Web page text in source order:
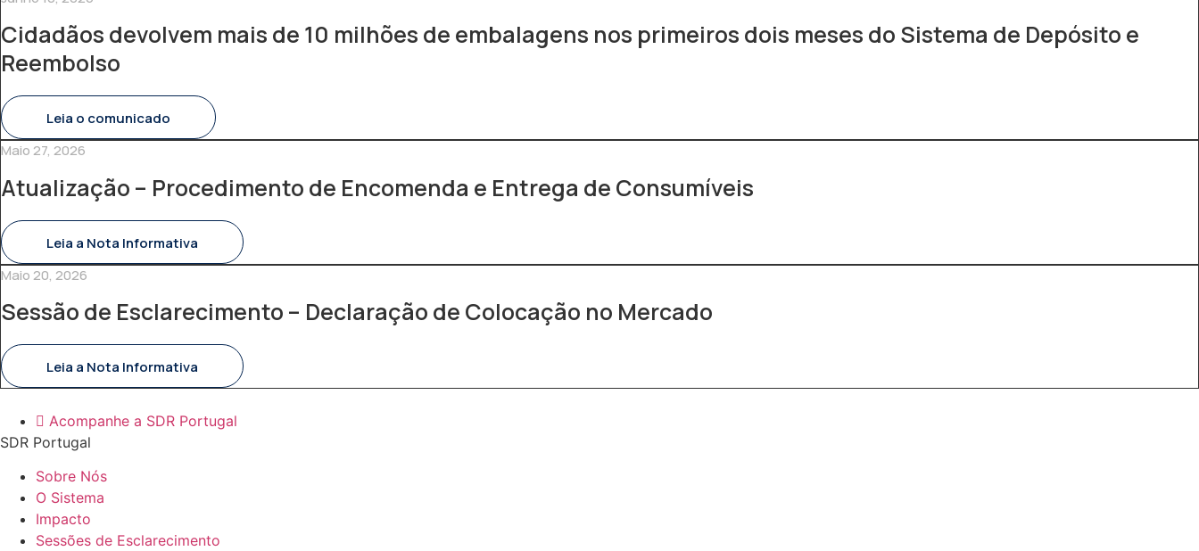
Cidadãos devolvem mais de 10 milhões de embalagens nos primeiros dois meses do Sistema de Depósito e
Reembolso
Leia o comunicado
Maio 27, 2026
Atualização – Procedimento de Encomenda e Entrega de Consumíveis
Leia a Nota Informativa
Maio 20, 2026
Sessão de Esclarecimento – Declaração de Colocação no Mercado
Leia a Nota Informativa
Acompanhe a SDR Portugal
SDR Portugal
Sobre Nós
O Sistema
Impacto
Sessões de Esclarecimento